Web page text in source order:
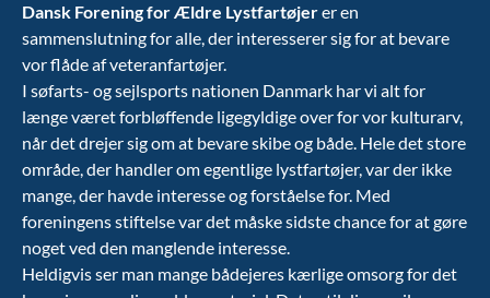
Dansk Forening for Ældre Lystfartøjerer en
sammenslutning for alle, der interesserer sig for at bevare
vor flåde af veteranfartøjer.
I søfarts- og sejlsports nationen Danmark har vi alt for
længe været forbløffende ligegyldige over for vor kulturarv,
når det drejer sig om at bevare skibe og både. Hele det store
område, der handler om egentlige lystfartøjer, var der ikke
mange, der havde interesse og forståelse for. Med
foreningens stiftelse var det måske sidste chance for at gøre
noget ved den manglende interesse.
Heldigvis ser man mange bådejeres kærlige omsorg for det